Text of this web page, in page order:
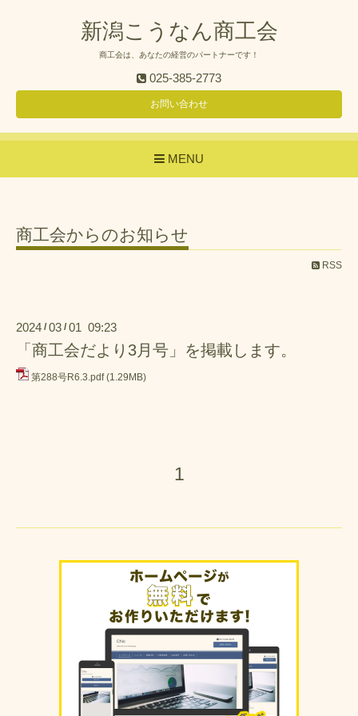
新潟こうなん商工会
商工会は、あなたの経営のパートナーです！
025-385-2773
お問い合わせ
MENU
商工会からのお知らせ
RSS
2024 / 03 / 01 09:23
「商工会だより3月号」を掲載します。
第288号R6.3.pdf (1.29MB)
1